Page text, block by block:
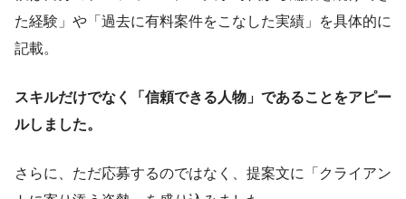
た経験」や「過去に有料案件をこなした実績」を具体的に
記載。
スキルだけでなく「信頼できる人物」であることをアピー
ルしました。
さらに、ただ応募するのではなく、提案文に「クライアン